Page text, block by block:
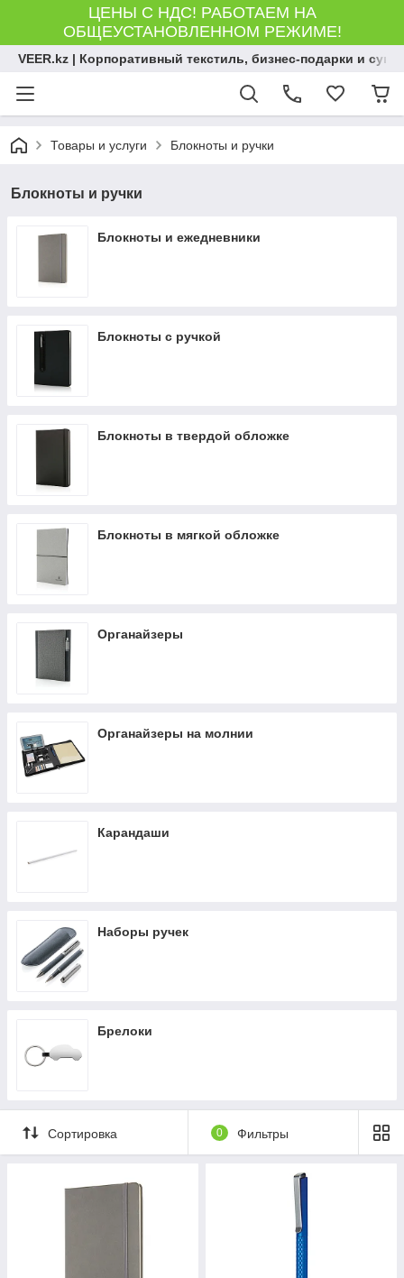
ЦЕНЫ С НДС! РАБОТАЕМ НА
ОБЩЕУСТАНОВЛЕННОМ РЕЖИМЕ!
VEER.kz | Корпоративный текстиль, бизнес-подарки и
Товары и услуги Блокноты и ручки
Блокноты и ручки
Блокноты и ежедневники
Блокноты с ручкой
Блокноты в твердой обложке
Блокноты в мягкой обложке
Органайзеры
Органайзеры на молнии
Карандаши
Наборы ручек
Брелоки
Сортировка 0 Фильтры